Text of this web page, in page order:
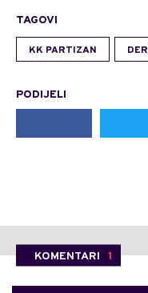
TAGOVI
KK PARTIZAN
PODIJELI
KOMENTARI 1